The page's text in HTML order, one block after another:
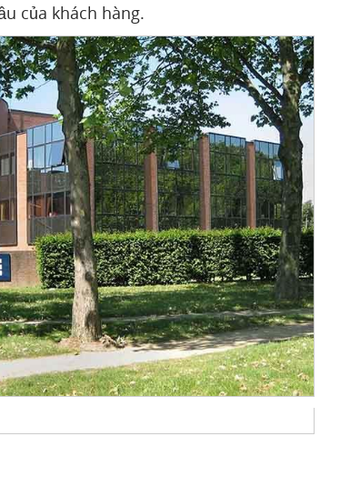
của khách hàng.